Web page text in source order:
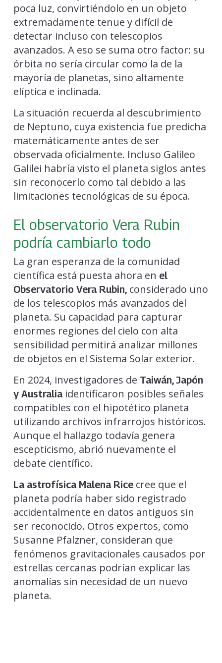
poca luz, convirtiéndolo en un objeto
extremadamente tenue y difícil de
detectar incluso con telescopios
avanzados. A eso se suma otro factor: su
órbita no sería circular como la de la
mayoría de planetas, sino altamente
elíptica e inclinada.
La situación recuerda al descubrimiento
de Neptuno, cuya existencia fue predicha
matemáticamente antes de ser
observada oficialmente. Incluso Galileo
Galilei habría visto el planeta siglos antes
sin reconocerlo como tal debido a las
limitaciones tecnológicas de su época.
El observatorio Vera Rubin
podría cambiarlo todo
La gran esperanza de la comunidad
científica está puesta ahora en el
Observatorio Vera Rubin,considerado uno
de los telescopios más avanzados del
planeta. Su capacidad para capturar
enormes regiones del cielo con alta
sensibilidad permitirá analizar millones
de objetos en el Sistema Solar exterior.
En 2024, investigadores de Taiwán, Japón
y Australiaidentificaron posibles señales
compatibles con el hipotético planeta
utilizando archivos infrarrojos históricos.
Aunque el hallazgo todavía genera
escepticismo, abrió nuevamente el
debate científico.
La astrofísica Malena Ricecree que el
planeta podría haber sido registrado
accidentalmente en datos antiguos sin
ser reconocido. Otros expertos, como
Susanne Pfalzner, consideran que
fenómenos gravitacionales causados por
estrellas cercanas podrían explicar las
anomalías sin necesidad de un nuevo
planeta.